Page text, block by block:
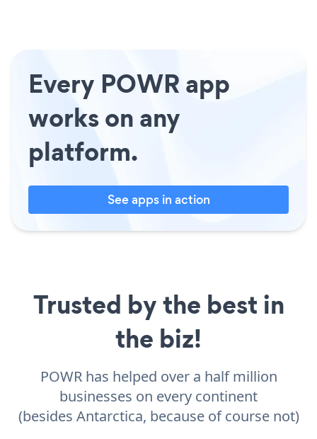
Every POWR app
works on any
platform.
See apps in action
Trusted by the best in
the biz!
POWR has helped over a half million
businesses on every continent
(besides Antarctica, because of course not)